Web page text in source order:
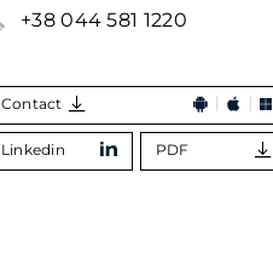
+38 044 581 1220
Contact
Linkedin PDF